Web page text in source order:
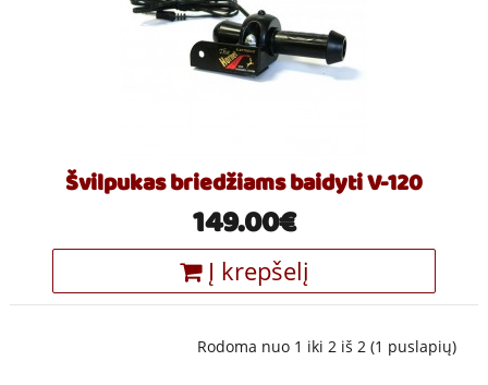
Švilpukas briedžiams baidyti V-120
149.00€
Į krepšelį
Rodoma nuo 1 iki 2 iš 2 (1 puslapių)